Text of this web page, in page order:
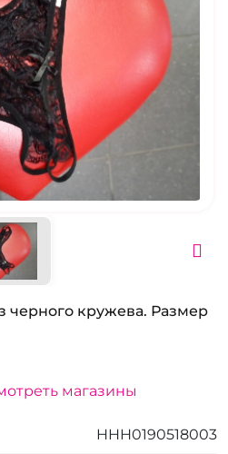
черного кружева. Размер
магазины
HHH0190518003